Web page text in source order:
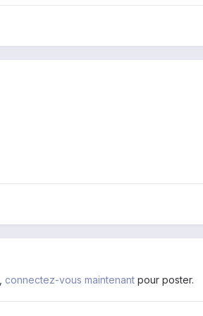
connectez-vous maintenant pour poster.